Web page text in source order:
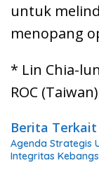
untuk
menopang
* Lin Chia-
ROC
Berita Terkait
Agenda Strategis